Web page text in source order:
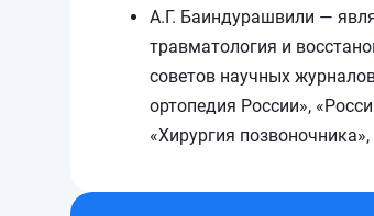
А.Г. Баиндурашвили —
травматология и
советов научных
ортопедия России»,
«Хирургия